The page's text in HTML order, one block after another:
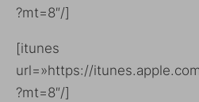
?mt=8″/]
[itunes
url=»https://
?mt=8″/]